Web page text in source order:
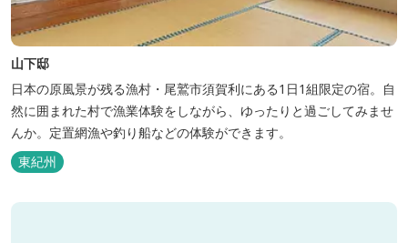
山下邸
日本の原風景が残る漁村・尾鷲市須賀利にある1日1組限定の宿。自
然に囲まれた村で漁業体験をしながら、ゆったりと過ごしてみませ
んか。定置網漁や釣り船などの体験ができます。
東紀州